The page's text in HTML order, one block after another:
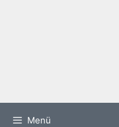
Menü